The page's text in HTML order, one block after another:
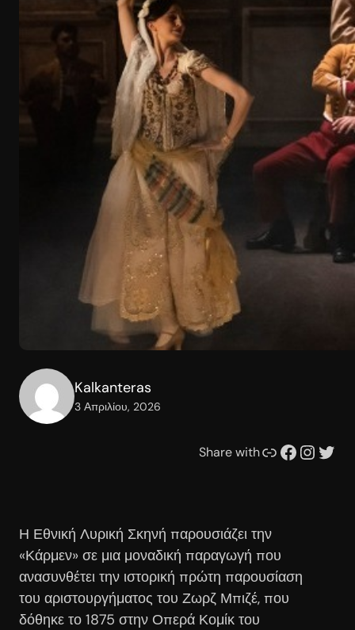
Kalkanteras
3 Απριλίου, 2026
Share withΣυνδέσμου Facebook Instagram Twitter
Η Εθνική Λυρική Σκηνή παρουσιάζει την
«Κάρμεν» σε μια μοναδική παραγωγή που
ανασυνθέτει την ιστορική πρώτη παρουσίαση
του αριστουργήματος του Ζωρζ Μπιζέ, που
δόθηκε το 1875 στην Οπερά Κομίκ του